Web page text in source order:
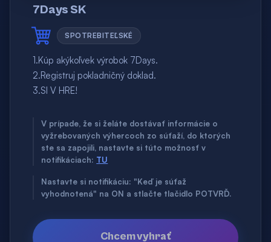
7Days SK
SPOTREBITEĽSKÉ
1.Kúp akýkoľvek výrobok 7Days.
2.Registruj pokladničný doklad.
3.SI V HRE!
V prípade, že si želáte dostávať informácie o
vyžrebovaných výhercoch zo súťaží, do ktorých
ste sa zapojili, nastavte si túto možnosť v
notifikáciach: TU
Nastavte si notifikáciu: "Keď je súťaž
vyhodnotená" na ON a stlačte tlačidlo POTVRĎ.
Chcem vyhrať